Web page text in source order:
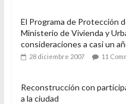
El Programa de Protección
Ministerio de Vivienda y
consideraciones a casi un
28 diciembre 2007 11
Reconstrucción con
a la ciudad